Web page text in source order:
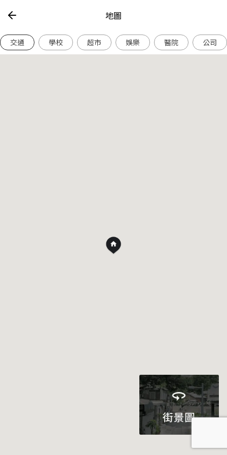
交通 學校 超市 娛樂 醫院 公司
地圖